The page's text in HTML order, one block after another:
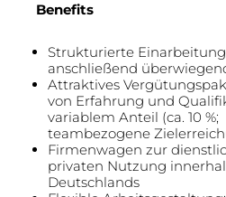
Benefits
Strukturierte
anschließend
Attraktives
von Erfahrung und
variablem Anteil (ca. 10 %;
teambezogene
Firmenwagen zur
privaten Nutzung
Deutschlands